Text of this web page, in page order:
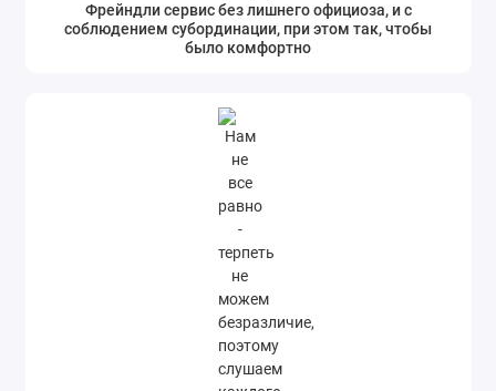
Фрейндли сервис без лишнего официоза, и с
соблюдением субординации, при этом так, чтобы
было комфортно